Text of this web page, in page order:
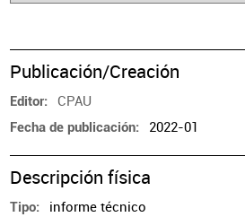
Publicación/Creación
Editor CPAU
Fecha de publicación 2022-01
Descripción física
Tipo informe técnico